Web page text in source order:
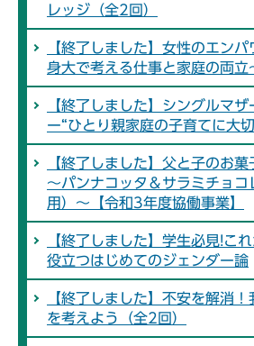
レッジ（全2回）
【終了しました】女性のエン
身大で考える仕事と家庭の両立
【終了しました】シングルマ
ー“ひとり親家庭の子育てに大
【終了しました】父と子のお
～パンナコッタ＆サラミチョコ
用）～【令和3年度協働事業】
【終了しました】学生必見!こ
役立つはじめてのジェンダー論
【終了しました】不安を解消
を考えよう（全2回）